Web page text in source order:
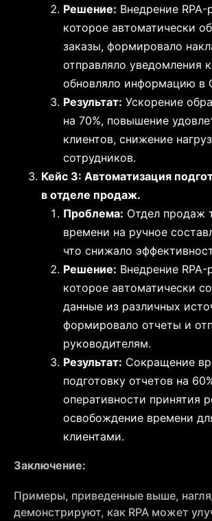
Решение: Внедрение
которое автоматически
заказы, формировало
отправляло уведомления
обновляло информацию в
Результат: Ускорение
на 70%, повышение
клиентов, снижение
сотрудников.
Кейс 3: Автоматизация
в отделе продаж.
Проблема: Отдел продаж
времени на ручное
что снижало
Решение: Внедрение
которое автоматически
данные из различных
формировало отчеты и
руководителям.
Результат: Сокращение
подготовку отчетов на
оперативности принятия
освобождение времени
клиентами.
Заключение:
Примеры, приведенные выше,
демонстрируют, как RPA может